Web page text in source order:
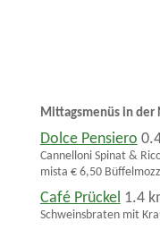
Mittagsmenüs in der
Dolce Pensiero
Cannelloni Spinat &
mista € 6,50
Café Prückel 1.4
Schweinsbraten mit